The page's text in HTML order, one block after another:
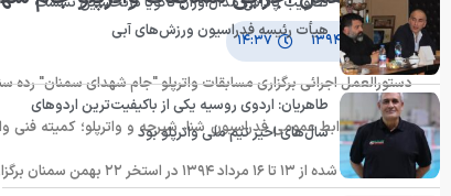
۲۹ تیر ۱۳۹۴ ۱۴:۳۷
دستورالعمل اجرائی برگزاری مسابقات ‏واترپلو "جام ‏شهدای سمنان" رده سنی 12-11
مسابقات یاد شده از ۱۳ تا ۱۶ مرداد ۱۳۹۴ در استخر ۲۲ بهمن سمنان برگزار می شود.
هیأت رئیسه فدراسیون ورزش‌های آبی
طاهریان: اردوی روسیه یکی از باکیفیت‌ترین اردوهای
سال‌های اخیر تیم ملی واترپلو بود